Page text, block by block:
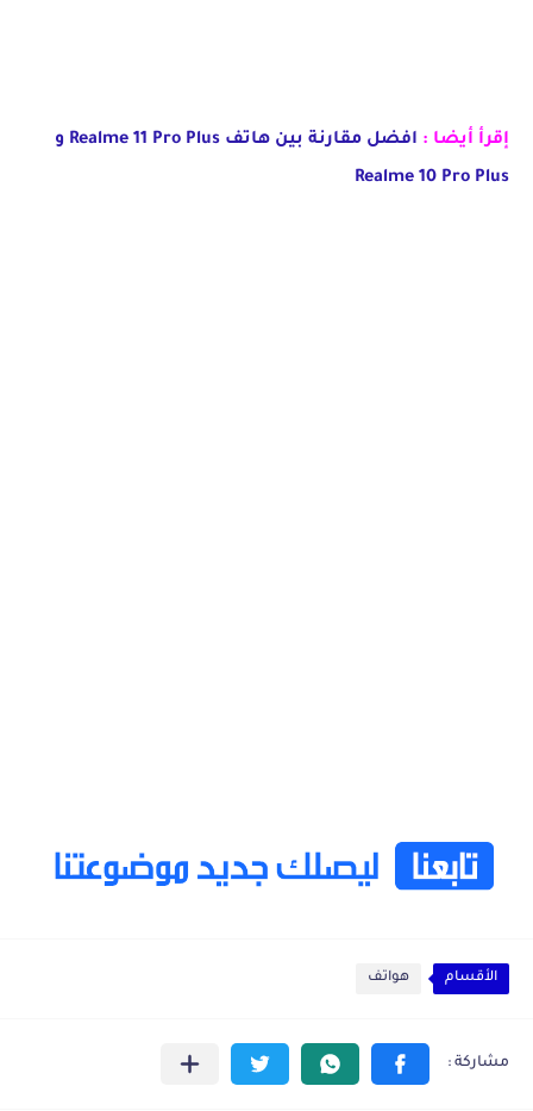
إقرأ أيضا :
افضل مقارنة بين هاتف Realme 11 Pro Plus و
Realme 10 Pro Plus
الأقسام هواتف